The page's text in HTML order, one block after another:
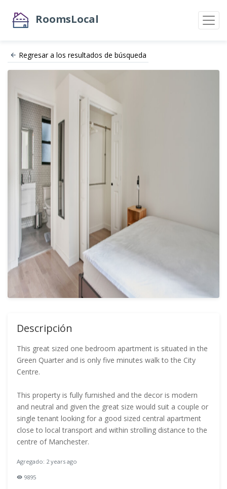
RoomsLocal
Regresar a los resultados de búsqueda
Descripción
This great sized one bedroom apartment is situated in the
Green Quarter and is only five minutes walk to the City
Centre.
This property is fully furnished and the decor is modern
and neutral and given the great size would suit a couple or
single tenant looking for a good sized central apartment
close to local transport and within strolling distance to the
centre of Manchester.
Agregado: 2 years ago
9895